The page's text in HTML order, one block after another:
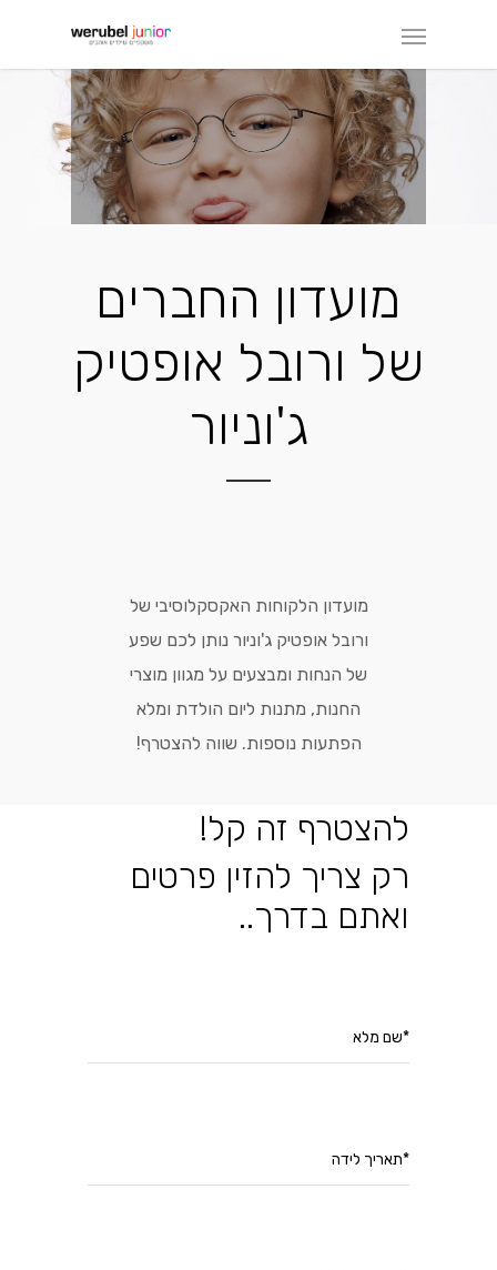
מועדון החברים
של ורובל אופטיק
ג'וניור
מועדון הלקוחות האקסקלוסיבי של
ורובל אופטיק ג'וניור נותן לכם שפע
של הנחות ומבצעים על מגוון מוצרי
החנות, מתנות ליום הולדת ומלא
הפתעות נוספות. שווה להצטרף!
להצטרף זה קל!
רק צריך להזין פרטים
ואתם בדרך..
*שם מלא
*תאריך לידה